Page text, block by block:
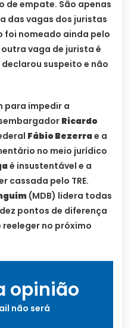
de empate. São apenas
das vagas dos juristas
foi nomeado ainda pelo
vaga de jurista é
declarou suspeito e não
para impedir a
Ricardo
Fábio Bezerrae a
no meio jurídico
é insustentável e a
cassada pelo TRE.
(MDB) lidera todas
pontos de diferença
no próximo
opinião
não será